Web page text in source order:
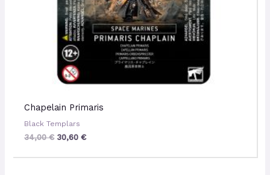
Chapelain Primaris
Black Templars
34,00€ 30,60 €